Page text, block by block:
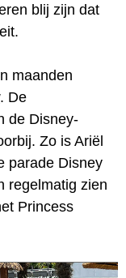
blij zijn dat
maanden
. De
de Disney-
Zo is Ariël
parade Disney
regelmatig zien
Princess